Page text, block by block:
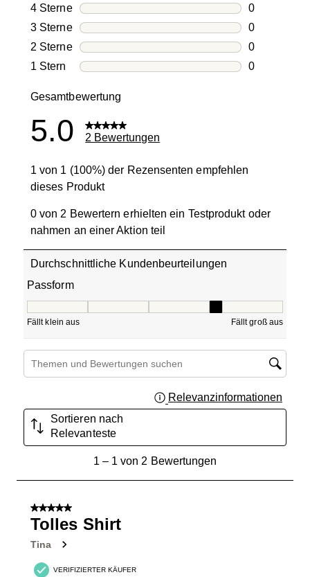
2
4 SterneSterne
0
0
3 SterneSterne
0
0
2 SterneSterne
0
0
1 Stern Sterne
0
Gesamtbewertung
5.0 2 Bewertungen
1 von 1 (100%) der Rezensenten empfehlen
dieses Produkt
0 von 2 Bewertern erhielten ein Testprodukt oder
nahmen an einer Aktion teil
Durchschnittliche Kundenbeurteilungen
Passform
Fällt klein aus Fällt groß aus
Suchthemen und Bewertungen Suchregion
Relevanzinformationen
Sortieren nach
Relevanteste
von
Bewertungen.
1– 1 von 2 Bewertungen
5 von 5 Sternen.
Tolles Shirt
Tina
VERIFIZIERTER KÄUFER